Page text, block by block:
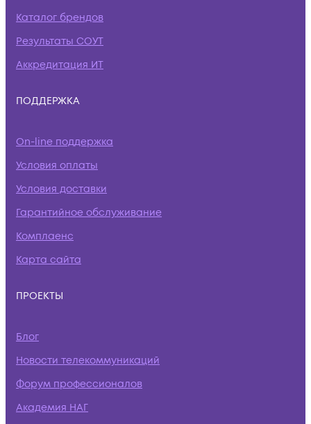
Каталог брендов
Результаты СОУТ
Аккредитация ИТ
ПОДДЕРЖКА
On-line поддержка
Условия оплаты
Условия доставки
Гарантийное обслуживание
Комплаенс
Карта сайта
ПРОЕКТЫ
Блог
Новости телекоммуникаций
Форум профессионалов
Академия НАГ